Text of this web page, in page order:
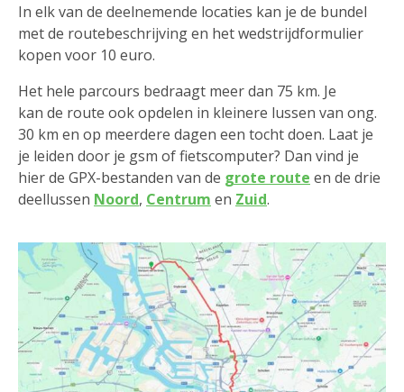
In elk van de deelnemende locaties kan je de bundel
met de routebeschrijving en het wedstrijdformulier
kopen voor 10 euro.
Het hele parcours bedraagt meer dan 75 km. Je
kan de route ook opdelen in kleinere lussen van ong.
30 km en op meerdere dagen een tocht doen. Laat je
je leiden door je gsm of fietscomputer? Dan vind je
hier de GPX-bestanden van de grote route en de drie
deellussen Noord, Centrum en Zuid.